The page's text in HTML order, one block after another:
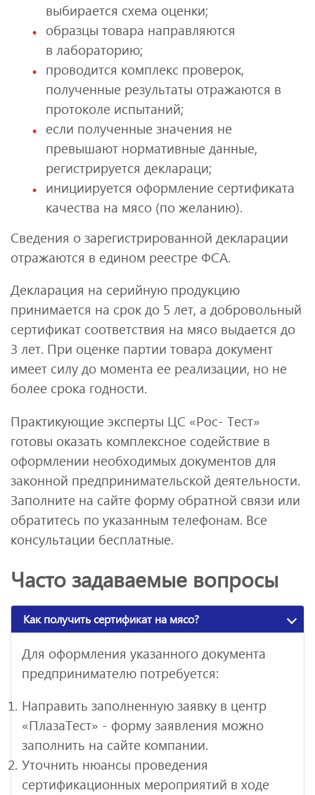
выбирается схема оценки;
образцы товара направляются
в лабораторию;
проводится комплекс проверок,
полученные результаты отражаются в
протоколе испытаний;
если полученные значения не
превышают нормативные данные,
регистрируется деклараци;
инициируется оформление сертификата
качества на мясо (по желанию).
Сведения о зарегистрированной декларации
отражаются в едином реестре ФСА.
Декларация на серийную продукцию
принимается на срок до 5 лет, а добровольный
сертификат соответствия на мясо выдается до
3 лет. При оценке партии товара документ
имеет силу до момента ее реализации, но не
более срока годности.
Практикующие эксперты ЦС «Рос- Тест»
готовы оказать комплексное содействие в
оформлении необходимых документов для
законной предпринимательской деятельности.
Заполните на сайте форму обратной связи или
обратитесь по указанным телефонам. Все
консультации бесплатные.
Часто задаваемые вопросы
Как получить сертификат на мясо?
Для оформления указанного документа
предпринимателю потребуется:
Направить заполненную заявку в центр
«ПлазаТест» - форму заявления можно
заполнить на сайте компании.
Уточнить нюансы проведения
сертификационных мероприятий в ходе